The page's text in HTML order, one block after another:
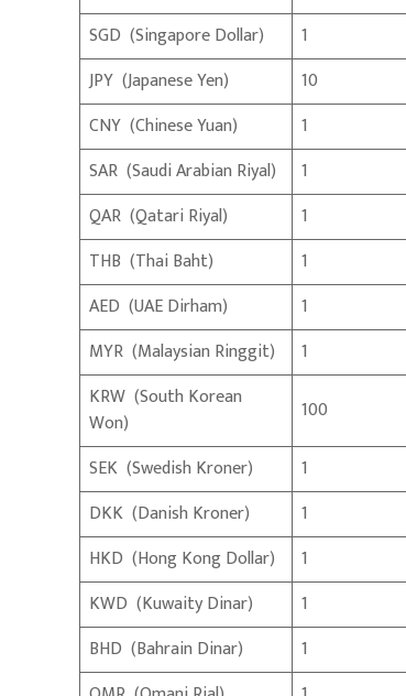
SGD (Singapore Dollar)
1
JPY (Japanese Yen)
10
CNY (Chinese Yuan)
1
SAR (Saudi Arabian Riyal)
1
QAR (Qatari Riyal)
1
THB (Thai Baht)
1
AED (UAE Dirham)
1
MYR (Malaysian Ringgit)
1
KRW (South Korean
Won)
100
SEK (Swedish Kroner)
1
DKK (Danish Kroner)
1
HKD (Hong Kong Dollar)
1
KWD (Kuwaity Dinar)
1
BHD (Bahrain Dinar)
1